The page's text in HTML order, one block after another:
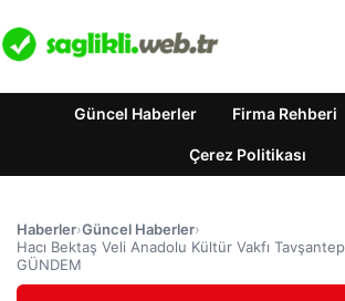
Güncel Haberler Firma Rehberi
Çerez Politikası
Haberler›Güncel Haberler›
Hacı Bektaş Veli Anadolu Kültür Vakfı
GÜNDEM